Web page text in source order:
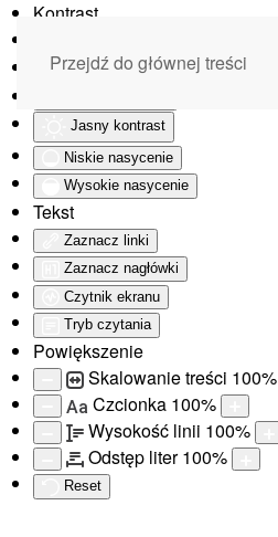
Kontrast
Monochromatyczny
Jasny kontrast
Niskie nasycenie
Wysokie nasycenie
Tekst
Zaznacz linki
Zaznacz nagłówki
Czytnik ekranu
Tryb czytania
Powiększenie
Skalowanie treści 100%
Aa Czcionka 100%
Wysokość linii 100%
Odstęp liter100%
Reset
Przejdź do głównej treści